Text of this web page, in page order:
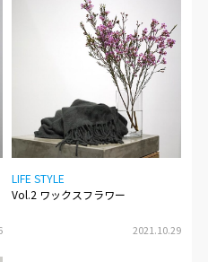
LIFE STYLE
Vol.2 ワックスフラワー
2021.10.29